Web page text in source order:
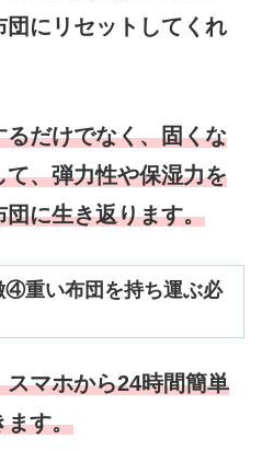
にリセットしてくれ
だけでなく、固くな
、弾力性や保湿力を
に生き返ります。
④重い布団を持ち運ぶ必
マホから24時間簡単
ます。